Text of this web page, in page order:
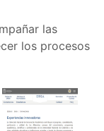
las
los procesos